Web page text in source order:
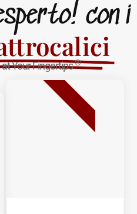
con i
Your Fingertips®
BESTSELLER